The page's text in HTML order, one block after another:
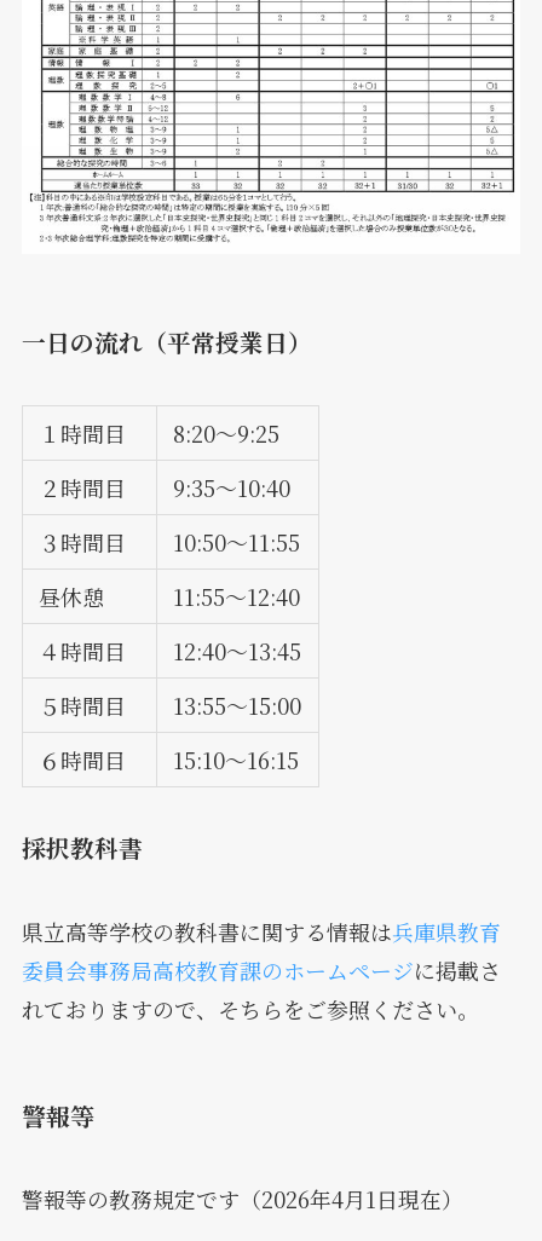
一日の流れ（平常授業日）
１時間目
8:20～9:25
２時間目
9:35～10:40
３時間目
10:50～11:55
昼休憩
11:55～12:40
４時間目
12:40～13:45
５時間目
13:55～15:00
６時間目
15:10～16:15
採択教科書
県立高等学校の教科書に関する情報は兵庫県教育
委員会事務局高校教育課のホームページに掲載さ
れておりますので、そちらをご参照ください。
警報等
警報等の教務規定です（2026年4月1日現在）